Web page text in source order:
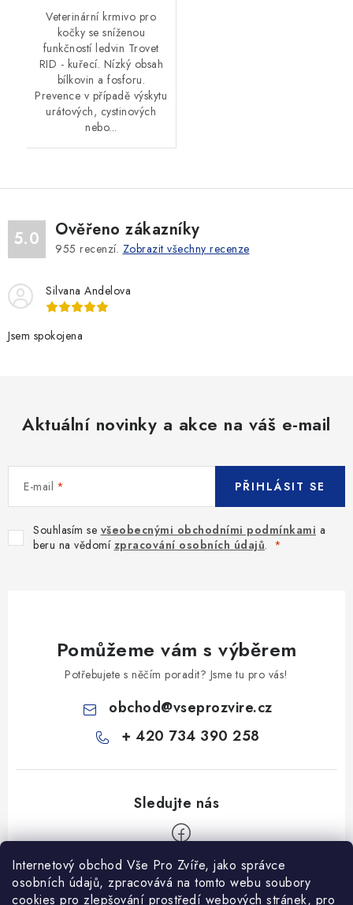
Internetový obchod Vše Pro Zvíře, jako správce
osobních údajů, zpracovává na tomto webu soubory
cookies pro zlepšování prostředí webových stránek, pro
Veterinární krmivo pro
kočky se sníženou
funkčností ledvin Trovet
RID - kuřecí. Nízký obsah
bílkovin a fosforu.
Prevence v případě výskytu
urátových, cystinových
nebo...
5.0 Ověřeno zákazníky
955 recenzí. Zobrazit všechny recenze
Silvana Andelova
Jsem spokojena
Aktuální novinky a akce na váš e-mail
E-mail
Souhlasím se všeobecnými obchodními podmínkami a
beru na vědomí zpracování osobních údajů.
PŘIHLÁSIT SE
Pomůžeme vám s výběrem
Potřebujete s něčím poradit? Jsme tu pro vás!
obchod@vseprozvire.cz
+ 420 734 390 258